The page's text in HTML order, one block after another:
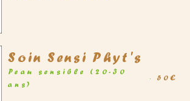
Soin Sensi Phyt's
Peau sensible (20-30
ans)
50€